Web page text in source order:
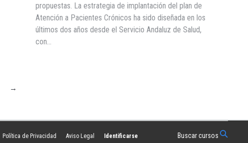
propuestas. La estrategia de implantación del plan de
Atención a Pacientes Crónicos ha sido diseñada en los
últimos dos años desde el Servicio Andaluz de Salud,
con…
→
Política de Privacidad Aviso Legal Identificarse Buscar cursos